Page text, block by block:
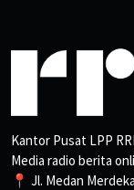
Kantor Pusat LPP RRI
Media radio berita
📍 Jl. Medan